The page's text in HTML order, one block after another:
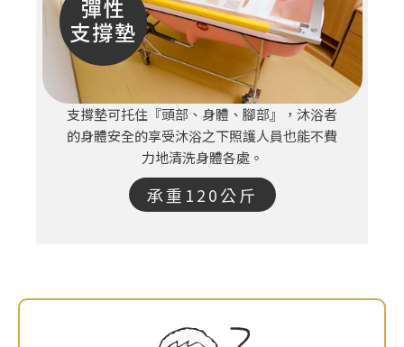
支撐墊可托住『頭部、身體、腳部』，沐浴者
的身體安全的享受沐浴之下照護人員也能不費
力地清洗身體各處。
承重120公斤